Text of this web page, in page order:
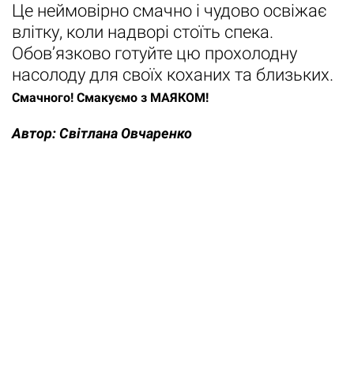
Це неймовірно смачно і чудово освіжає
влітку, коли надворі стоїть спека.
Обов’язково готуйте цю прохолодну
насолоду для своїх коханих та близьких.
Смачного! Смакуємо з МАЯКОМ!
Автор:Світлана Овчаренко